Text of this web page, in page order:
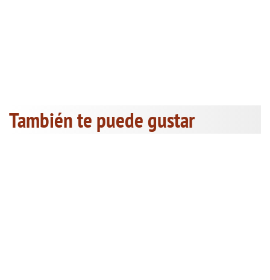
También te puede gustar